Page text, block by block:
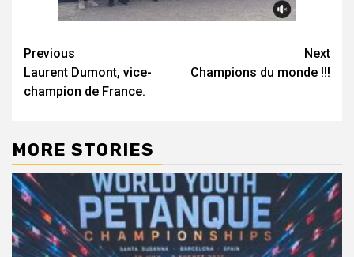
Previous
Laurent Dumont, vice-
champion de France.
Next
Champions du monde !!!
MORE STORIES